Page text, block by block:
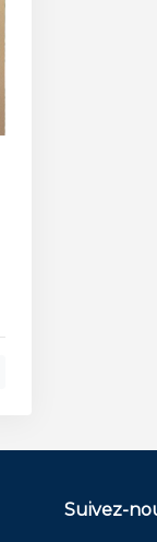
Suivez-